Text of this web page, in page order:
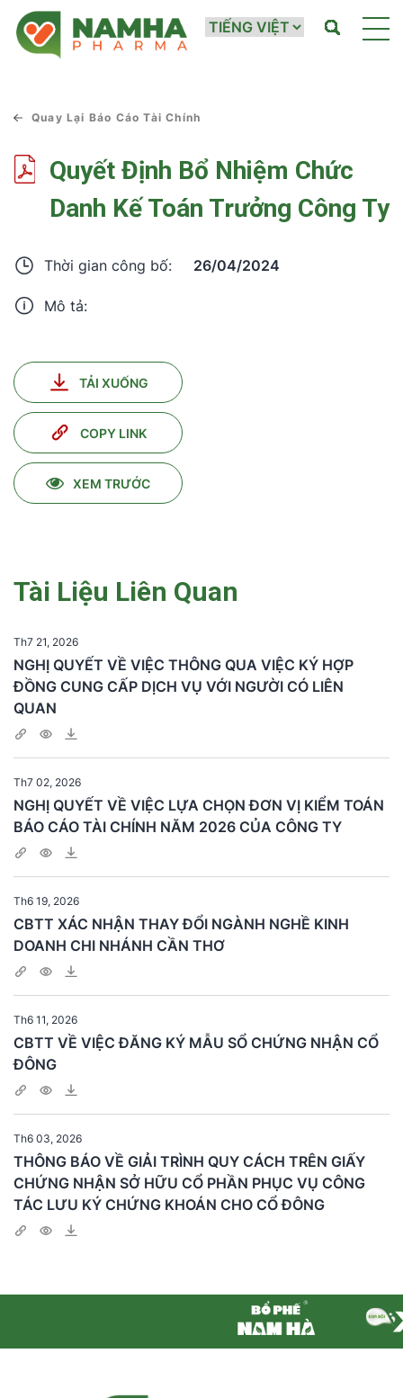
Quay Lại Báo Cáo Tài Chính
Quyết Định Bổ Nhiệm Chức
Danh Kế Toán Trưởng Công Ty
Thời gian công bố: 26/04/2024
Mô tả:
TẢI XUỐNG
COPY LINK
XEM TRƯỚC
Tài Liệu Liên Quan
Th7 21, 2026
NGHỊ QUYẾT VỀ VIỆC THÔNG QUA VIỆC KÝ HỢP
ĐỒNG CUNG CẤP DỊCH VỤ VỚI NGƯỜI CÓ LIÊN
QUAN
Th7 02, 2026
NGHỊ QUYẾT VỀ VIỆC LỰA CHỌN ĐƠN VỊ KIỂM TOÁN
BÁO CÁO TÀI CHÍNH NĂM 2026 CỦA CÔNG TY
Th6 19, 2026
CBTT XÁC NHẬN THAY ĐỔI NGÀNH NGHỀ KINH
DOANH CHI NHÁNH CẦN THƠ
Th6 11, 2026
CBTT VỀ VIỆC ĐĂNG KÝ MẪU SỔ CHỨNG NHẬN CỔ
ĐÔNG
Th6 03, 2026
THÔNG BÁO VỀ GIẢI TRÌNH QUY CÁCH TRÊN GIẤY
CHỨNG NHẬN SỞ HỮU CỔ PHẦN PHỤC VỤ CÔNG
TÁC LƯU KÝ CHỨNG KHOÁN CHO CỔ ĐÔNG